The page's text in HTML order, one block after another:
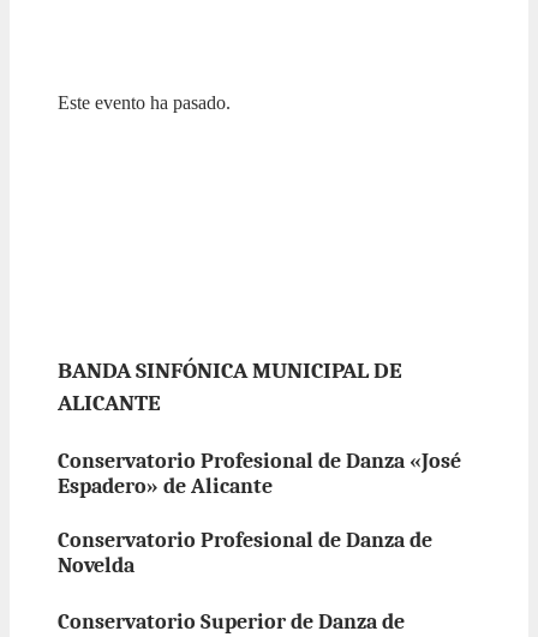
Este evento ha pasado.
BANDA SINFÓNICA MUNICIPAL DE
ALICANTE
Conservatorio Profesional de Danza «José
Espadero» de Alicante
Conservatorio Profesional de Danza de
Novelda
Conservatorio Superior de Danza de